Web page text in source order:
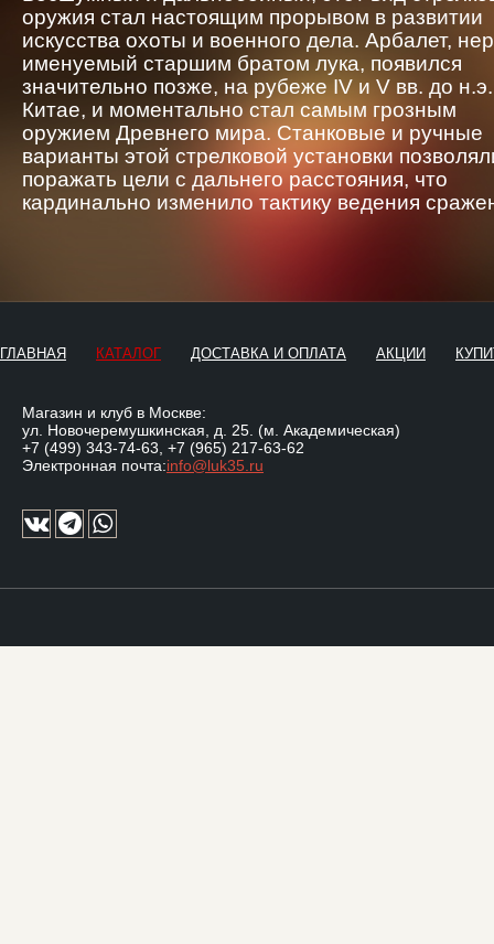
оружия стал настоящим прорывом в развитии
искусства охоты и военного дела. Арбалет,
именуемый старшим братом лука, появился
значительно позже, на рубеже IV и V вв. до
Китае, и моментально стал самым грозным
оружием Древнего мира. Станковые и ручные
варианты этой стрелковой установки
поражать цели с дальнего расстояния, что
кардинально изменило тактику ведения
ГЛАВНАЯ КАТАЛОГ ДОСТАВКА И ОПЛАТА АКЦИИ
Магазин и клуб в Москве:
ул. Новочеремушкинская, д. 25. (м. Академическая)
+7 (499) 343-74-63 +7 (965) 217-63-62
Электронная почта:info@luk35.ru